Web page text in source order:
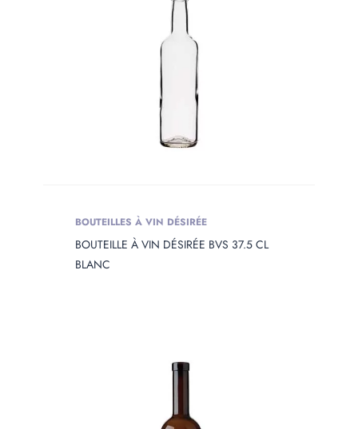
BOUTEILLES À VIN DÉSIRÉE
BOUTEILLE À VIN DÉSIRÉE BVS 37.5 CL
BLANC